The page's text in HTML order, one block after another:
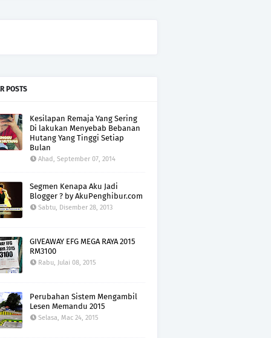
POSTS
Kesilapan Remaja Yang Sering
Di lakukan Menyebab Bebanan
Hutang Yang Tinggi Setiap
Bulan
Ahad, September 07, 2014
Segmen Kenapa Aku Jadi
Blogger ? by AkuPenghibur.com
Sabtu, Disember 28, 2013
GIVEAWAY EFG MEGA RAYA 2015
RM3100
Rabu, Julai 08, 2015
Perubahan Sistem Mengambil
Lesen Memandu 2015
Selasa, Mac 24, 2015